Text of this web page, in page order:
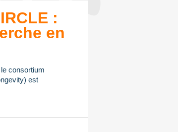
:
en
consortium
est